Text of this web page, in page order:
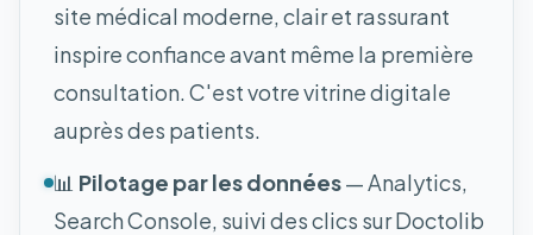
site médical moderne, clair et rassurant
inspire confiance avant même la première
consultation. C'est votre vitrine digitale
auprès des patients.
📊 Pilotage par les données— Analytics,
Search Console, suivi des clics sur Doctolib